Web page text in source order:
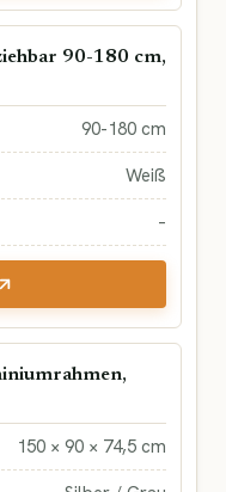
90-180 cm,
90-180 cm
Weiß
–
150 × 90 × 74,5 cm